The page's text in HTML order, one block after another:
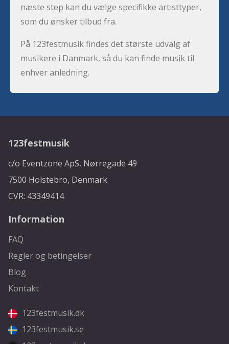
næste step kan du vælge specifikke artisttyper,
som du ønsker tilbud fra.
På 123festmusik findes det største udvalg af
musikere i Danmark, så du kan finde musik til
enhver anledning.
123festmusik
c/o Eventzone ApS, Nørregade 49
7500 Holstebro, Denmark
CVR: 43349414
Information
FAQ
Regler og betingelser
Blog
Kontakt
123festmusik.dk
123festmusik.se